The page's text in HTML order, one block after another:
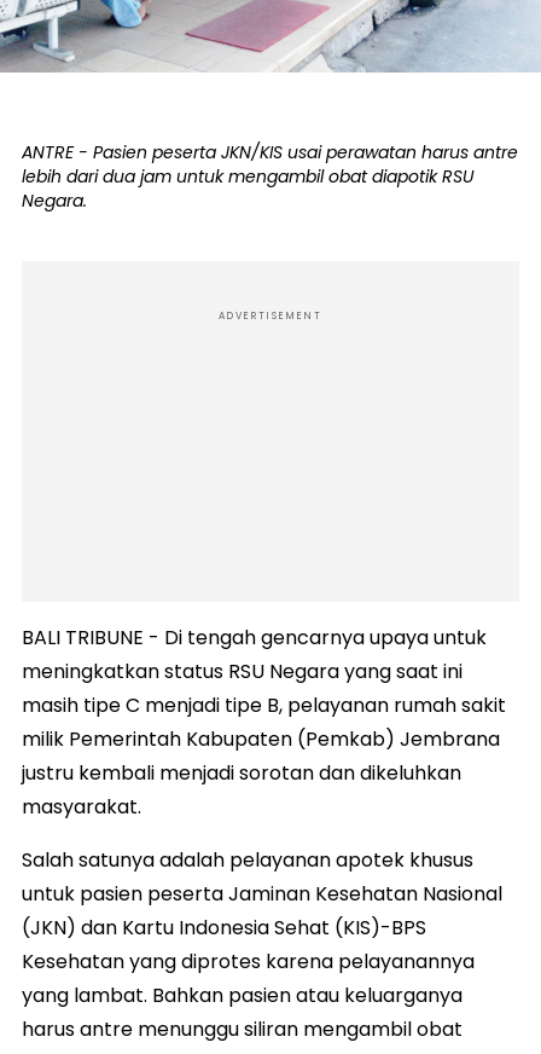
ANTRE - Pasien peserta JKN/KIS usai perawatan harus antre
lebih dari dua jam untuk mengambil obat diapotik RSU
Negara.
ADVERTISEMENT
BALI TRIBUNE - Di tengah gencarnya upaya untuk
meningkatkan status RSU Negara yang saat ini
masih tipe C menjadi tipe B, pelayanan rumah sakit
milik Pemerintah Kabupaten (Pemkab) Jembrana
justru kembali menjadi sorotan dan dikeluhkan
masyarakat.
Salah satunya adalah pelayanan apotek khusus
untuk pasien peserta Jaminan Kesehatan Nasional
(JKN) dan Kartu Indonesia Sehat (KIS)-BPS
Kesehatan yang diprotes karena pelayanannya
yang lambat. Bahkan pasien atau keluarganya
harus antre menunggu siliran mengambil obat